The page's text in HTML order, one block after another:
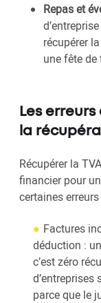
Repas et
récupérer
une fête de
Les
la
Récupérer la
financier pour
certaines
Factures
déduction :
c’est zéro
parce que le